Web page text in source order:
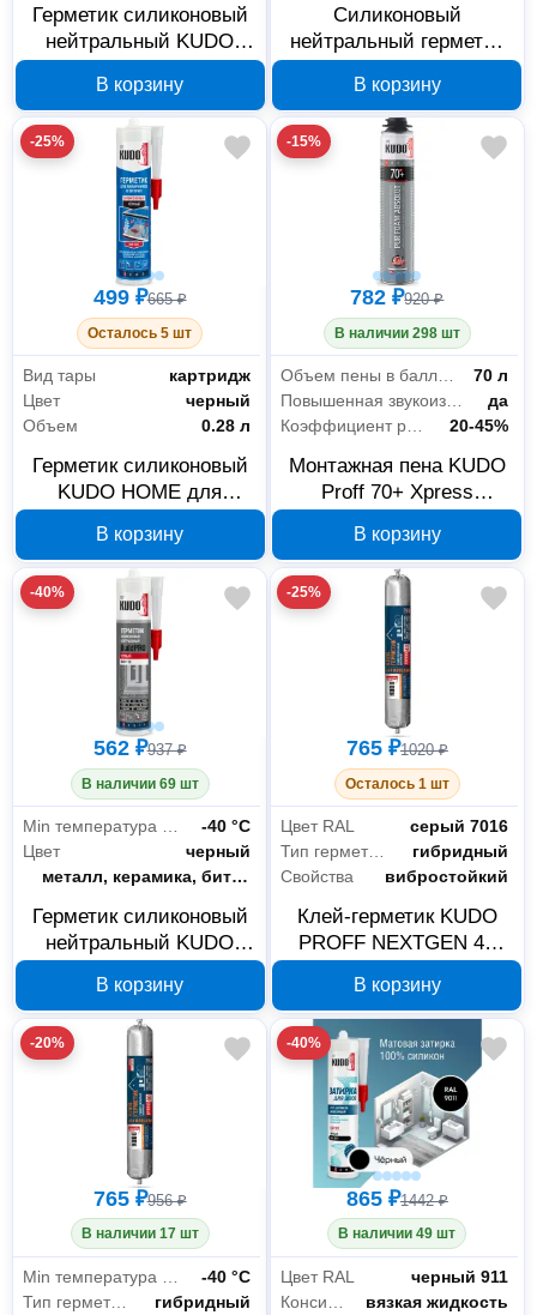
Строительные материалы
Отделочные материалы
Строительная химия 144
Автосервисное оборудование 15
Автомобильные масла и смазки
Автохимия
Клининговое оборудование 5
Моющие средства
Офис и дом
Для дома
Снабжение офиса 3
Герметик силиконовый
нейтральный KUDO
KSP-132
В корзину
Силиконовый
нейтральный герметик
прозрачный 600 мл
KSP-130
В корзину
-25%
499 ₽665 ₽
Осталось 5 шт
Вид тары
картридж
Цвет
черный
Объем
0.28 л
Герметик силиконовый
KUDO HOME для
черный 280 мл KSK-202
В корзину
-15%
782 ₽920 ₽
В наличии 298 шт
Объем пены в баллоне (выход)
70 л
Повышенная звукоизоляция
да
Коэффициент расширения
20-45%
Монтажная пена KUDO
Proff 70+ Xpress
летняя, арт.
KUPP10SX70+
В корзину
-40%
562 ₽937 ₽
В наличии 69 шт
Min температура эксплуатации
-40 °С
Цвет
черный
Склеиваемые материалы металл, керамика, битум, пластик, дерево, стекло, бетон
Герметик силиконовый
нейтральный KUDO
SMS-132
В корзину
-25%
765 ₽1020 ₽
Осталось 1 шт
Цвет RAL
серый 7016
Тип герметика
гибридный
Свойства
вибростойкий
Клей-герметик KUDO
PROFF NEXTGEN 40
серый, 600 мл
В корзину
-20%
765 ₽956 ₽
В наличии 17 шт
-40 °С
Тип герметика
гибридный
-40%
865 ₽1442 ₽
В наличии 49 шт
Цвет RAL
черный 911
вязкая жидкость